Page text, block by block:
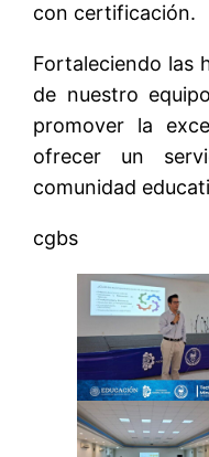
con certificación.
Fortaleciendo las
de nuestro
promover la
ofrecer un
comunidad
cgbs